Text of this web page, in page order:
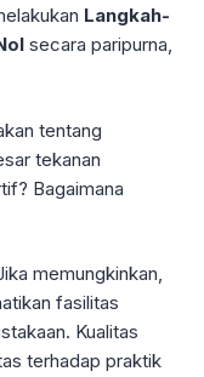
Langkah-
secara paripurna,
tentang
tekanan
Bagaimana
memungkinkan,
fasilitas
Kualitas
terhadap praktik